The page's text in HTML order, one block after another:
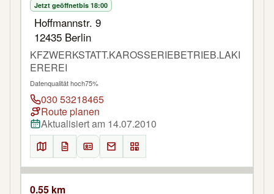
Jetzt geöffnetbis 18:00
Hoffmannstr. 9
12435 Berlin
KFZWERKSTATT.KAROSSERIEBETRIEB.LAKI
EREREI
Datenqualität hoch75%
030 53218465
Route planen
Aktualisiert am 14.07.2010
0.55 km